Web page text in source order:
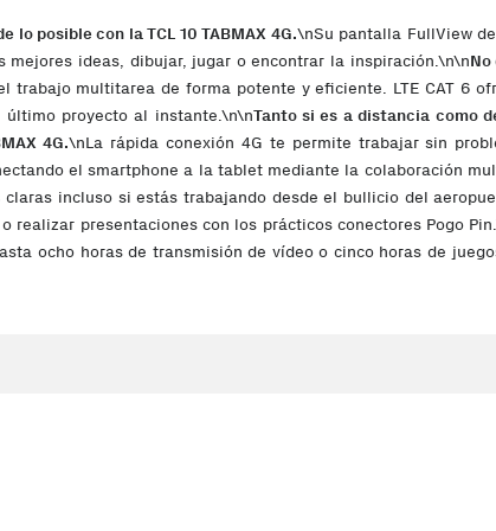
posible con la TCL 10 TABMAX 4G.\nSu pantalla FullView
ideas, dibujar, jugar o encontrar la inspiración.\n\nNo
trabajo multitarea de forma potente y eficiente. LTE CAT 6
último proyecto al instante.\n\nTanto si es a distancia como
4G.\nLa rápida conexión 4G te permite trabajar sin
el smartphone a la tablet mediante la colaboración
incluso si estás trabajando desde el bullicio del
presentaciones con los prácticos conectores Pogo
ocho horas de transmisión de vídeo o cinco horas de
Cámara frontal. Estándar Wi-Fi: Wi-Fi 5 (802.11ac).